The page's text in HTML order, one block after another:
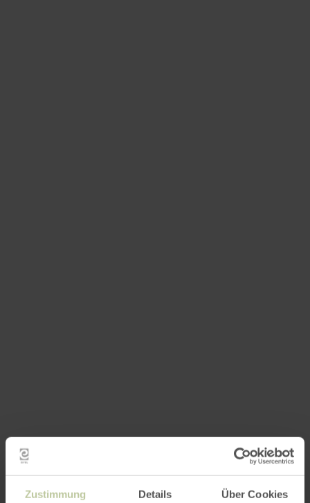
Zustimmung Details Über Cookies